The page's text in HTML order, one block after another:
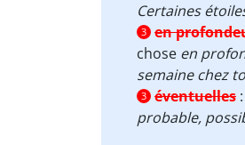
Certaines
3 en
chose en
semaine chez
3 éventuelles :
probable,